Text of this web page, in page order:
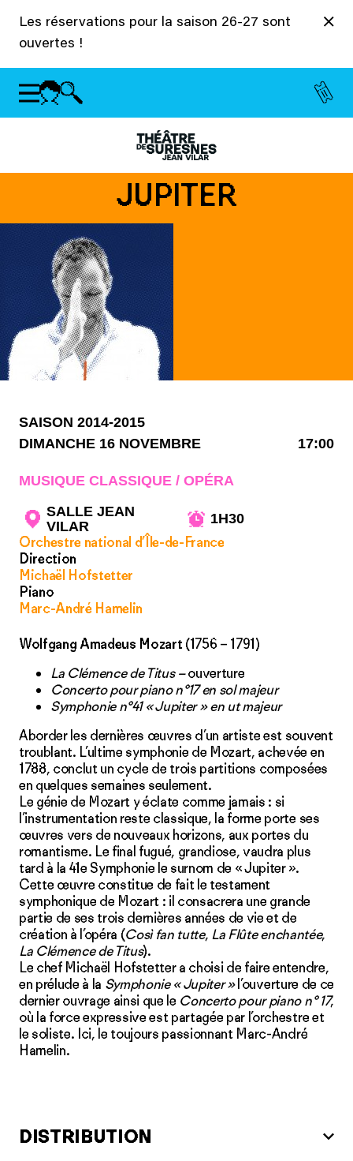
Les réservations pour la saison 26-27 sont
ouvertes !
JUPITER
SAISON 2014-2015
DIMANCHE 16 NOVEMBRE
17:00
MUSIQUE CLASSIQUE / OPÉRA
SALLE JEAN
VILAR
1H30
Orchestre national d’Île-de-France
Direction
Michaël Hofstetter
Piano
Marc-André Hamelin
Wolfgang Amadeus Mozart (1756 – 1791)
La Clémence de Titus –ouverture
Concerto pour piano n°17 en sol majeur
Symphonie n°41 « Jupiter » en ut majeur
Aborder les dernières œuvres d’un artiste est souvent
troublant. L’ultime symphonie de Mozart, achevée en
1788, conclut un cycle de trois partitions composées
en quelques semaines seulement.
Le génie de Mozart y éclate comme jamais : si
l’instrumentation reste classique, la forme porte ses
œuvres vers de nouveaux horizons, aux portes du
romantisme. Le final fugué, grandiose, vaudra plus
tard à la 41e Symphonie le surnom de « Jupiter ».
Cette œuvre constitue de fait le testament
symphonique de Mozart : il consacrera une grande
partie de ses trois dernières années de vie et de
création à l’opéra (Così fan tutte, La Flûte enchantée,
La Clémence de Titus).
Le chef Michaël Hofstetter a choisi de faire entendre,
en prélude à la Symphonie « Jupiter »l’ouverture de ce
dernier ouvrage ainsi que le Concerto pour piano n° 17,
où la force expressive est partagée par l’orchestre et
le soliste. Ici, le toujours passionnant Marc-André
Hamelin.
DISTRIBUTION